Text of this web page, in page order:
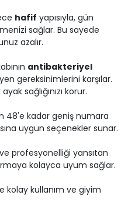
hafif yapısıyla, gün
sağlar. Bu sayede
azalır.
antibakteriyel
gereksinimlerini karşılar.
sağlığınızı korur.
48'e kadar geniş numara
uygun seçenekler sunar.
ve profesyonelliği yansıtan
kolayca uyum sağlar.
kolay kullanım ve giyim